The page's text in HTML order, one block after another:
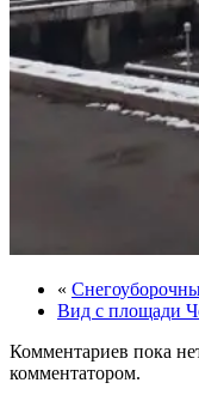
«
Вид с площади
Комментариев пока
комментатором.